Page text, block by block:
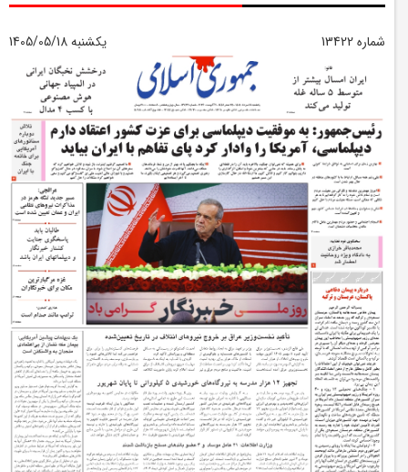
شماره 13422 یکشنبه 1405/05/18